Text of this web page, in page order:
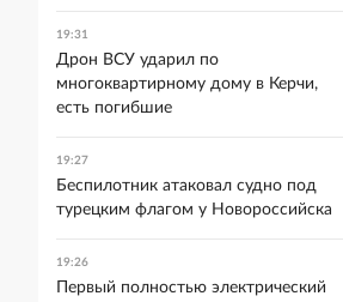
19:31
Дрон ВСУ ударил по
многоквартирному дому в Керчи,
есть погибшие
19:27
Беспилотник атаковал судно под
турецким флагом у Новороссийска
19:26
Первый полностью электрический